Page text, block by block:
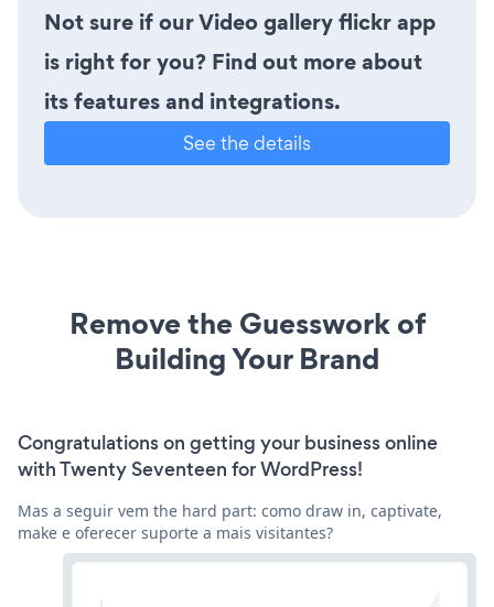
Not sure if our Video gallery flickr app
is right for you? Find out more about
its features and integrations.
See the details
Remove the Guesswork of
Building Your Brand
Congratulations on getting your business online
with Twenty Seventeen for WordPress!
Mas a seguir vem the hard part: como draw in, captivate,
make e oferecer suporte a mais visitantes?